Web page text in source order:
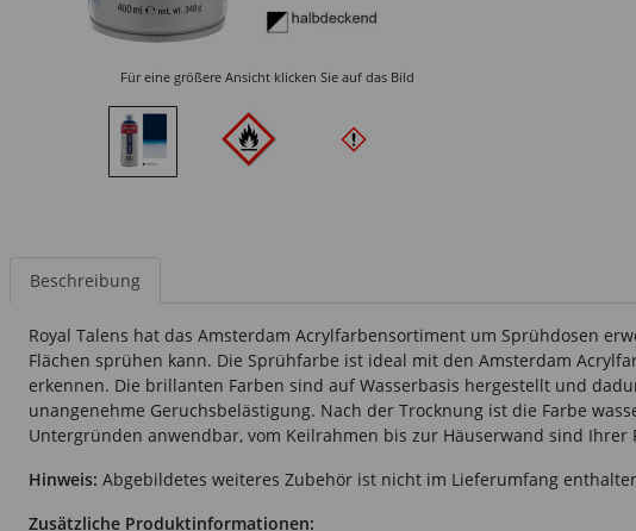
Für eine größere Ansicht klicken Sie auf das Bild
Beschreibung
Royal Talens hat das Amsterdam Acrylfarbensortiment um Sprühdosen
Flächen sprühen kann. Die Sprühfarbe ist ideal mit den Amsterdam
erkennen. Die brillanten Farben sind auf Wasserbasis hergestellt und
unangenehme Geruchsbelästigung. Nach der Trocknung ist die Farbe
Untergründen anwendbar, vom Keilrahmen bis zur Häuserwand sind Ihrer
Hinweis: Abgebildetes weiteres Zubehör ist nicht im Lieferumfang
Zusätzliche Produktinformationen: